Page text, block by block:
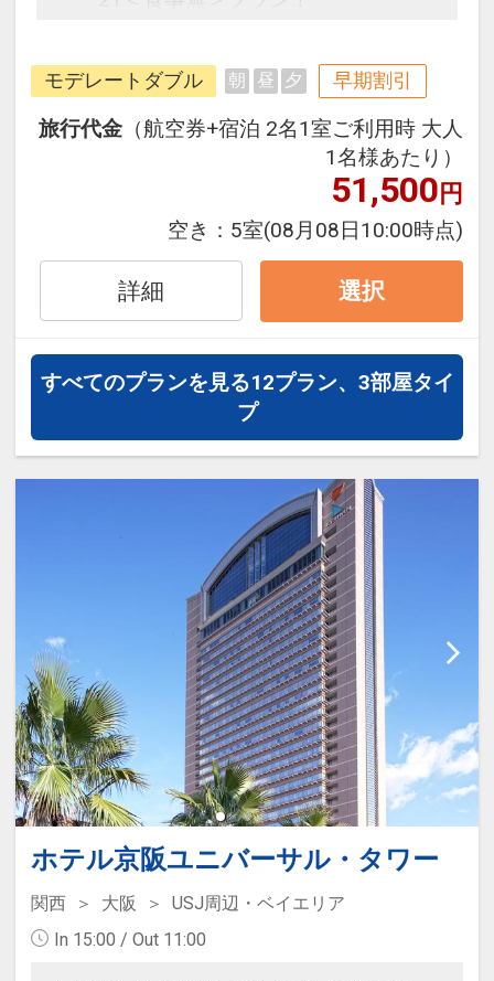
ユニバーサル・スタジオ・ジャパン
へ徒歩すぐのオフィシャルホテル
で、大自然をテーマにした空間が魅
力。心も体も癒される緑豊かなイン
テリアで、充実した朝食が自慢で
す。素材の旨味や楽しさにこだわっ
たお料理を数多く取り揃え、心身と
もに元気をチャージできます。落ち
着いたデザインの客室は、アースカ
ラーを基調に、機能的なレイアウト
で居心地の良い空間が提供されま
す。シモンズ社製ベッドを使用し、
最上の眠りを求め続ける心地良さを
実感できるでしょう。様々なサービ
スが用意されており、お客様が安心
安全に滞在を楽しめます。
≪宿泊者特典≫
・ウェルカムラウンジ（ドリンクや
スイーツの無料サービス）利用可
※営業時間14:00～22:00※パーク閉
園時間により変更有
・お部屋にビューティードライヤ
ー、フットマッサージャー、シュー
ドライヤーを完備
モデレートダブル 朝 昼 夕 早期割引
旅行代金 （航空券+宿泊 2名1室ご利用時 大人
1名様あたり）
51,500円
空き： 5室(08月08日10:00時点)
詳細 選択
すべてのプランを見る12プラン、3部屋タイ
プ
ホテル京阪ユニバーサル・タワー
関西 大阪
USJ周辺・ベイエリア
In 15:00 / Out 11:00